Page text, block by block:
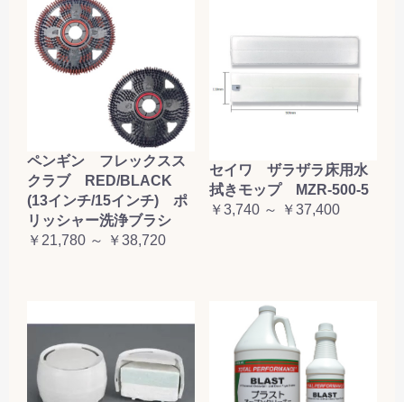
ペンギン フレックスス
クラブ RED/BLACK
(13インチ/15インチ) ポ
リッシャー洗浄ブラシ
￥21,780 ～ ￥38,720
セイワ ザラザラ床用水
拭きモップ MZR-500-5
￥3,740 ～ ￥37,400